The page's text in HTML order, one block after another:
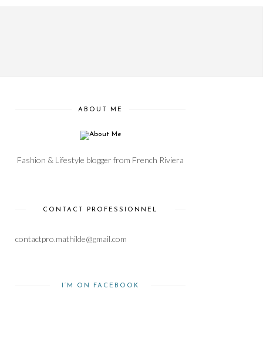
ABOUT ME
Fashion & Lifestyle blogger from French Riviera
CONTACT PROFESSIONNEL
contactpro.mathilde@gmail.com
I’M ON FACEBOOK